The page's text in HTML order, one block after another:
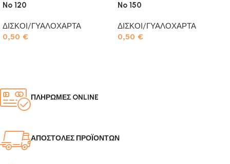
No 120
ΔΙΣΚΟΙ/ΓΥΑΛΟΧΑΡΤΑ
0,50 €
No 150
ΔΙΣΚΟΙ/ΓΥΑΛΟΧΑΡΤΑ
0,50 €
ΠΛΗΡΩΜΕΣ ONLINE
ΑΠΟΣΤΟΛΕΣ ΠΡΟΪΟΝΤΩΝ